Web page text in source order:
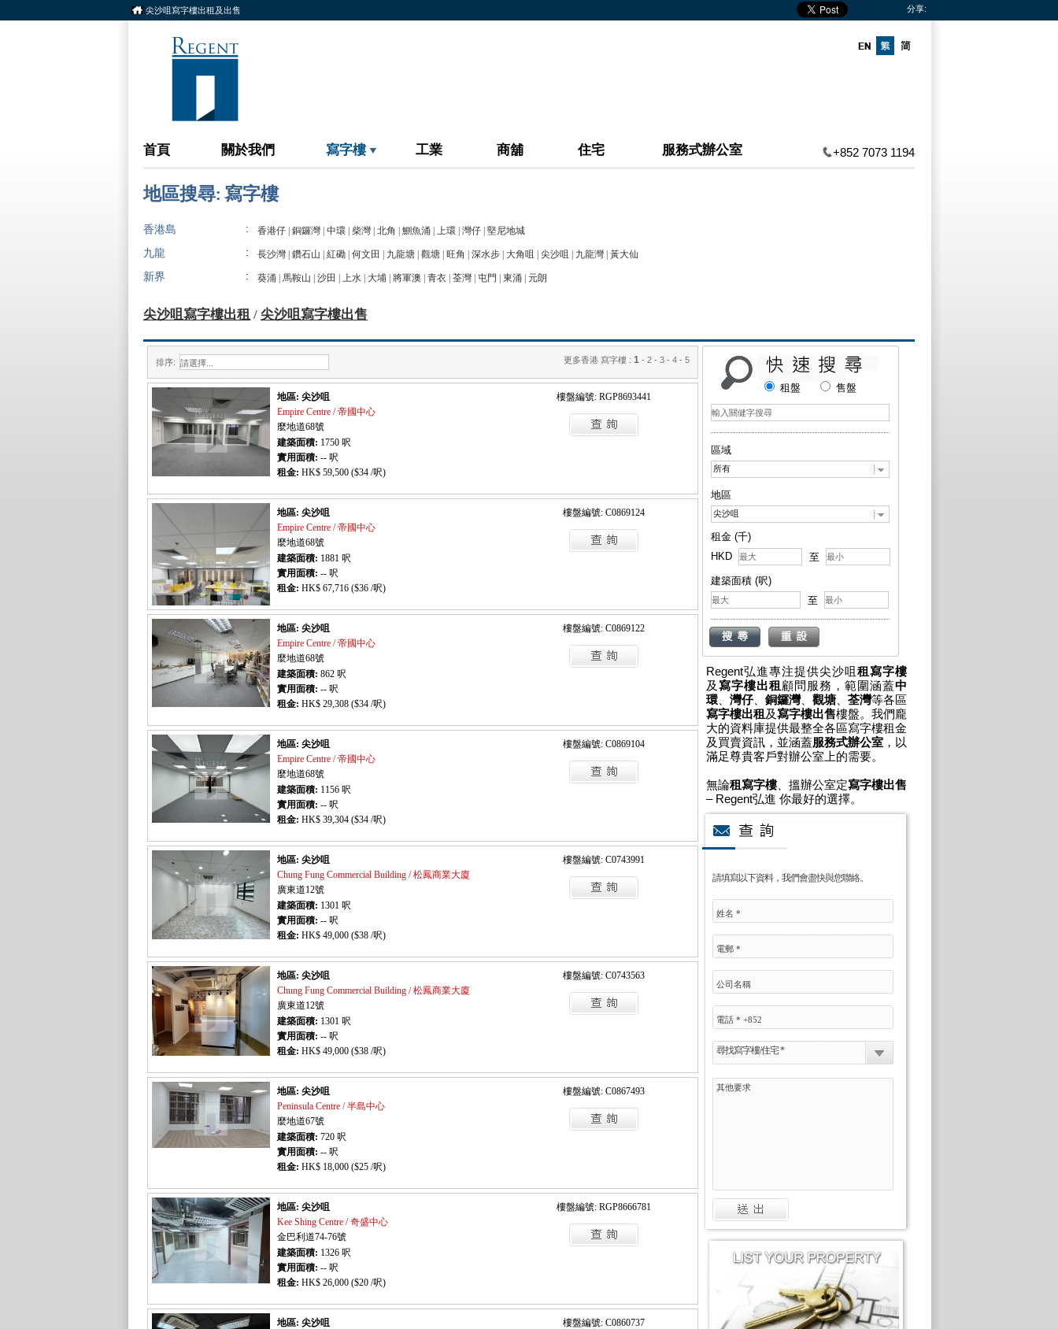
尖沙咀寫字樓出租及出售 分享:
首頁 關於我們 寫字樓 工業 商舖 住宅 服務式辦公室 +852 7073 1194
地區搜尋: 寫字樓
香港島 : 香港仔 銅鑼灣 中環 柴灣 北角 鰂魚涌 上環 灣仔 堅尼地城
九龍 : 長沙灣 鑽石山 紅磡 何文田 九龍塘 觀塘 旺角 深水步 大角咀 尖沙咀 九龍灣 黃大仙
新界 : 葵涌 馬鞍山 沙田 上水 大埔 將軍澳 青衣 荃灣 屯門 東涌 元朗
尖沙咀寫字樓出租 / 尖沙咀寫字樓出售
排序: 更多香港 寫字樓 : 1 - 2 - 3 - 4 - 5
地區: 尖沙咀
樓盤編號: RGP8693441
Empire Centre / 帝國中心
麼地道68號
建築面積: 1750 呎
實用面積: -- 呎
租金: HK$ 59,500 ($34 /呎)
地區: 尖沙咀
樓盤編號: C0869124
Empire Centre / 帝國中心
麼地道68號
建築面積: 1881 呎
實用面積: -- 呎
租金: HK$ 67,716 ($36 /呎)
地區: 尖沙咀
樓盤編號: C0869122
Empire Centre / 帝國中心
麼地道68號
建築面積: 862 呎
實用面積: -- 呎
租金: HK$ 29,308 ($34 /呎)
地區: 尖沙咀
樓盤編號: C0869104
Empire Centre / 帝國中心
麼地道68號
建築面積: 1156 呎
實用面積: -- 呎
租金: HK$ 39,304 ($34 /呎)
地區: 尖沙咀
樓盤編號: C0743991
Chung Fung Commercial Building / 松鳳商業大廈
廣東道12號
建築面積: 1301 呎
實用面積: -- 呎
租金: HK$ 49,000 ($38 /呎)
地區: 尖沙咀
樓盤編號: C0743563
Chung Fung Commercial Building / 松鳳商業大廈
廣東道12號
建築面積: 1301 呎
實用面積: -- 呎
租金: HK$ 49,000 ($38 /呎)
地區: 尖沙咀
樓盤編號: C0867493
Peninsula Centre / 半島中心
麼地道67號
建築面積: 720 呎
實用面積: -- 呎
租金: HK$ 18,000 ($25 /呎)
地區: 尖沙咀
樓盤編號: RGP8666781
Kee Shing Centre / 奇盛中心
金巴利道74-76號
建築面積: 1326 呎
實用面積: -- 呎
租金: HK$ 26,000 ($20 /呎)
地區: 尖沙咀
樓盤編號: C0860737
租盤 售盤
區域
所有
地區
尖沙咀
租金 (千)
HKD
至
建築面積 (呎)
至
Regent弘進專注提供尖沙咀 租寫字樓
及寫字樓出租 顧問服務，範圍涵蓋中
環
灣仔、 銅鑼灣、 觀塘 荃灣等各區
寫字樓出租及寫字樓出售樓盤。我們龐
大的資料庫提供最整全各區寫字樓租金
及買賣資訊，並涵蓋服務式辦公室 ，以
滿足尊貴客戶對辦公室上的需要。
無論租寫字樓、搵辦公室定寫字樓出售
– Regent弘進 你最好的選擇。
請填寫以下資料，我們會盡快與您聯絡。
尋找寫字樓/住宅 *